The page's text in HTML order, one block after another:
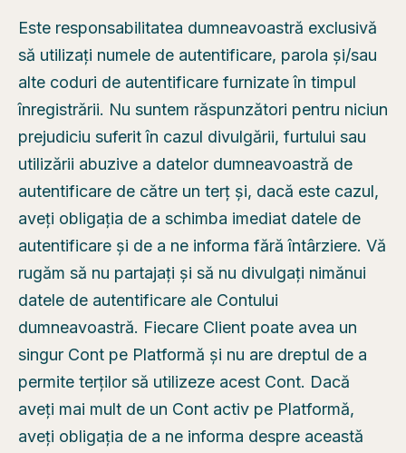
Este responsabilitatea dumneavoastră exclusivă
să utilizați numele de autentificare, parola și/sau
alte coduri de autentificare furnizate în timpul
înregistrării. Nu suntem răspunzători pentru niciun
prejudiciu suferit în cazul divulgării, furtului sau
utilizării abuzive a datelor dumneavoastră de
autentificare de către un terț și, dacă este cazul,
aveți obligația de a schimba imediat datele de
autentificare și de a ne informa fără întârziere. Vă
rugăm să nu partajați și să nu divulgați nimănui
datele de autentificare ale Contului
dumneavoastră. Fiecare Client poate avea un
singur Cont pe Platformă și nu are dreptul de a
permite terților să utilizeze acest Cont. Dacă
aveți mai mult de un Cont activ pe Platformă,
aveți obligația de a ne informa despre această